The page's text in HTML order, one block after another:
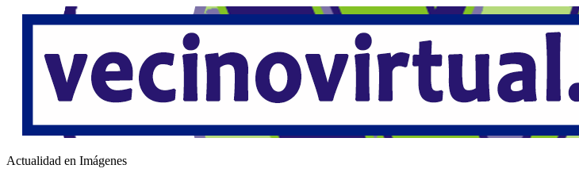
Saltar
Vecino Virtual
Actualidad en Imágenes